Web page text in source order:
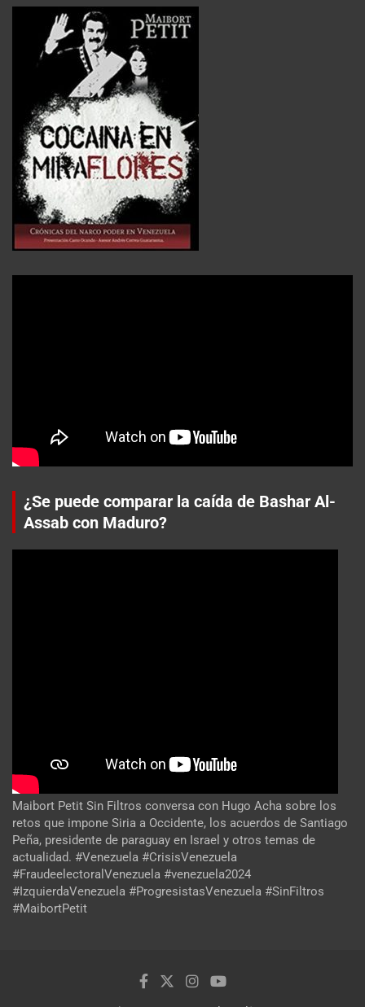
¿Se puede comparar la caída de Bashar Al-
Assab con Maduro?
Maibort Petit Sin Filtros conversa con Hugo Acha sobre los
retos que impone Siria a Occidente, los acuerdos de Santiago
Peña, presidente de paraguay en Israel y otros temas de
actualidad. #Venezuela #CrisisVenezuela
#FraudeelectoralVenezuela #venezuela2024
#IzquierdaVenezuela #ProgresistasVenezuela #SinFiltros
#MaibortPetit